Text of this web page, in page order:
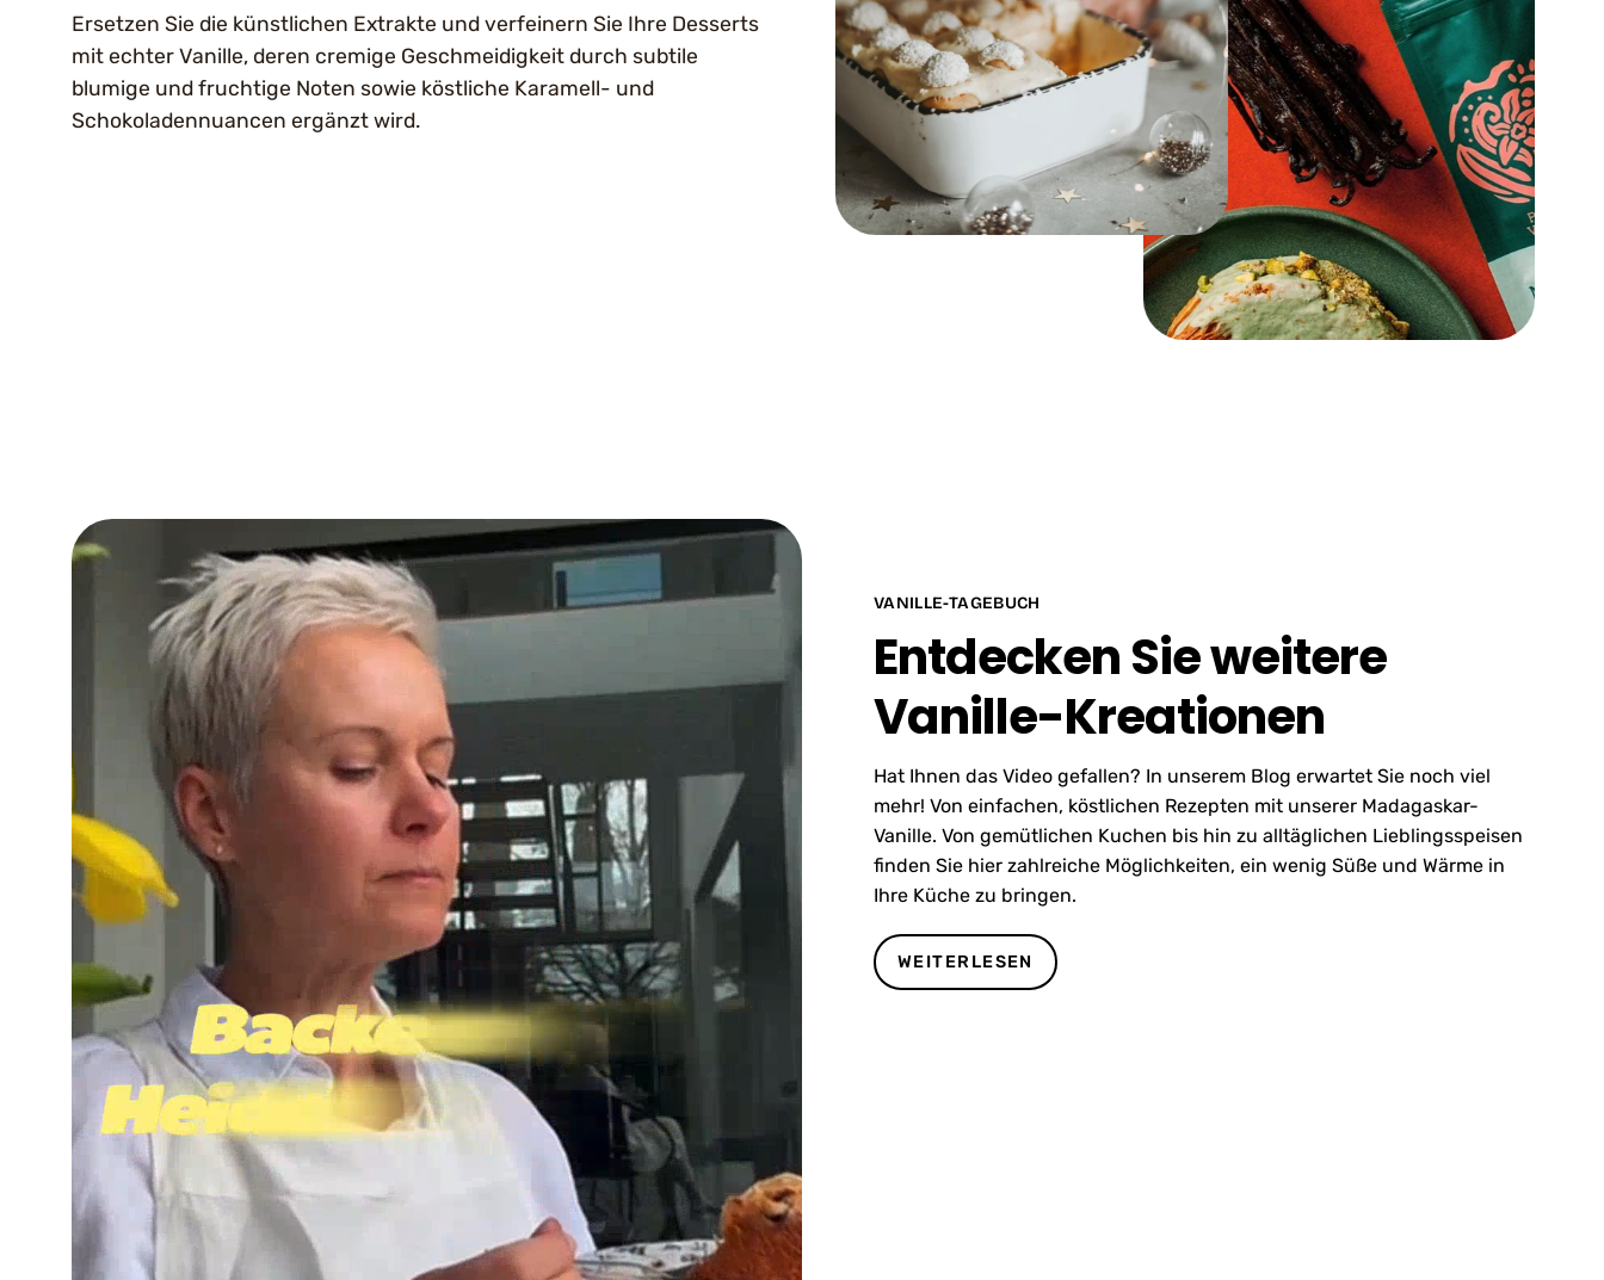
Ersetzen Sie die künstlichen Extrakte und verfeinern Sie Ihre Desserts
mit echter Vanille, deren cremige Geschmeidigkeit durch subtile
blumige und fruchtige Noten sowie köstliche Karamell- und
Schokoladennuancen ergänzt wird.
VANILLE-TAGEBUCH
Entdecken Sie weitere
Vanille-Kreationen
Hat Ihnen das Video gefallen? In unserem Blog erwartet Sie noch viel
mehr! Von einfachen, köstlichen Rezepten mit unserer Madagaskar-
Vanille. Von gemütlichen Kuchen bis hin zu alltäglichen Lieblingsspeisen
finden Sie hier zahlreiche Möglichkeiten, ein wenig Süße und Wärme in
Ihre Küche zu bringen.
WEITERLESEN